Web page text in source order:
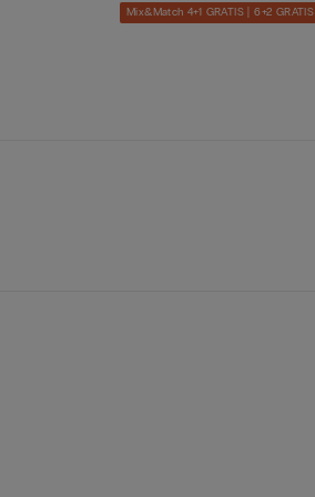
Mix&Match 4+1 GRATIS | 6+2 GRATIS